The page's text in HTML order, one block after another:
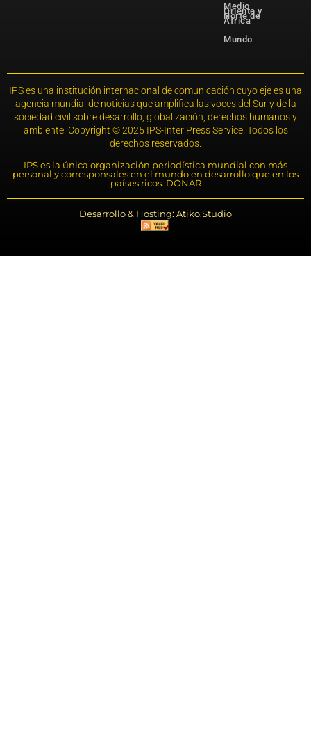
Medio
Oriente y
Norte de
África
Mundo
IPS es una institución internacional de comunicación cuyo eje es una
agencia mundial de noticias que amplifica las voces del Sur y de la
sociedad civil sobre desarrollo, globalización, derechos humanos y
ambiente. Copyright © 2025 IPS-Inter Press Service. Todos los
derechos reservados.
IPS es la única organización periodística mundial con más
personal y corresponsales en el mundo en desarrollo que en los
países ricos. DONAR
Desarrollo & Hosting: Atiko.Studio